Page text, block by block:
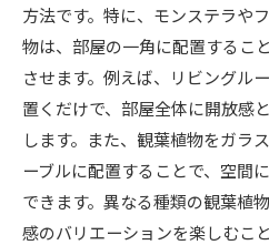
方法です。特に、モンステラや
物は、部屋の一角に配置するこ
させます。例えば、リビングル
置くだけで、部屋全体に開放感
します。また、観葉植物をガラ
ーブルに配置することで、空間
できます。異なる種類の観葉植
感のバリエーションを楽しむこ